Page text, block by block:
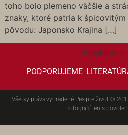
toho bolo plemeno väčšie a
znaky, ktoré patria k špicovitým
pôvodu: Japonsko Krajina […]
Prečítajte si
PODPORUJEME|
Všetky práva vyhradené Pes pre život ©
fotografií len s